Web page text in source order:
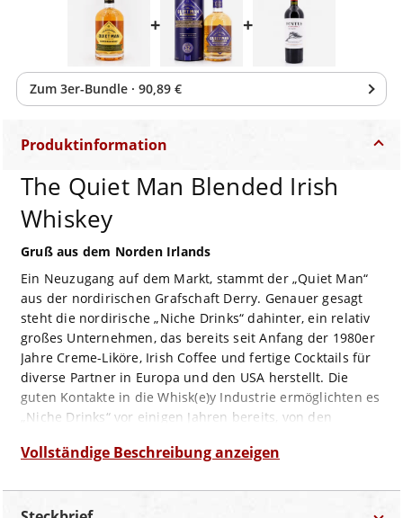
+ +
Zum 3er-Bundle · 90,89 €
Produktinformation
The Quiet Man Blended Irish
Whiskey
Gruß aus dem Norden Irlands
Ein Neuzugang auf dem Markt, stammt der „Quiet Man“
aus der nordirischen Grafschaft Derry. Genauer gesagt
steht die nordirische „Niche Drinks“ dahinter, ein relativ
großes Unternehmen, das bereits seit Anfang der 1980er
Jahre Creme-Liköre, Irish Coffee und fertige Cocktails für
diverse Partner in Europa und den USA herstellt. Die
guten Kontakte in die Whisk(e)y Industrie ermöglichten es
„Niche Drinks“ vor einigen Jahren bereits, von den
Whiskey als New Make einzukaufen und – Dank bester
New Make auch entsprechend zu lagern. Noch ist man
Vollständige Beschreibung anzeigen